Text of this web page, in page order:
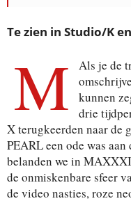
Te zien in Studio/K
M
Als je de
kunnen
drie
X terugkeerden naar de
PEARL een ode was
belanden we in
de onmiskenbare sfeer
de video nasties, roze